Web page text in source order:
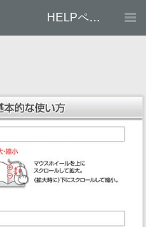
HELPページ